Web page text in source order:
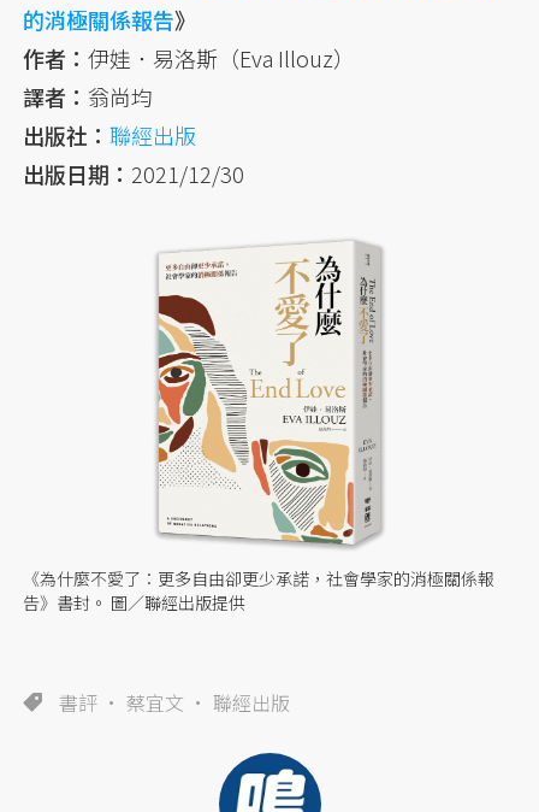
的消極關係報告》
作者：伊娃．易洛斯（Eva Illouz）
譯者： 翁尚均
出版社：聯經出版
出版日期： 2021/12/30
《為什麼不愛了：更多自由卻更少承諾，社會學家的消極關係報
告》書封。 圖／聯經出版提供
書評 蔡宜文 聯經出版